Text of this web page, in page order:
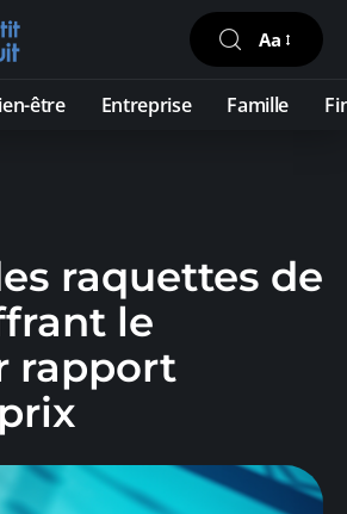
Aa
être Entreprise Famille
raquettes de
le
rapport